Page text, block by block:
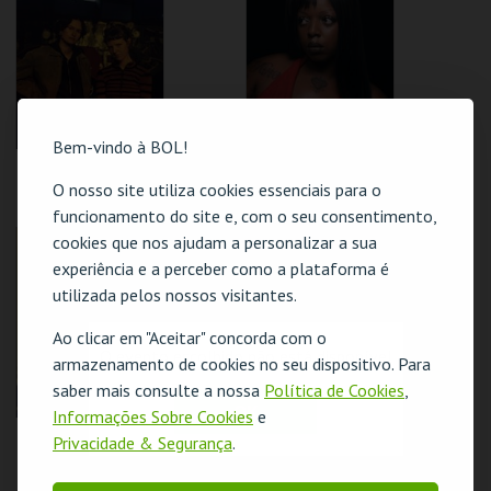
Bem-vindo à BOL!
O nosso site utiliza cookies essenciais para o
funcionamento do site e, com o seu consentimento,
cookies que nos ajudam a personalizar a sua
experiência e a perceber como a plataforma é
utilizada pelos nossos visitantes.
Ao clicar em "Aceitar" concorda com o
armazenamento de cookies no seu dispositivo. Para
saber mais consulte a nossa Política de Cookies
Informações Sobre Cookies e
Privacidade & Segurança.
MAIS INFO MAIS INFO
LAMBSEAR + ANAÍS
GALERIA ZÉ DOS
MAIS INFO
GALERIA ZÉ DOS
MAIS INFO
SUPERFAN
ESGOTADO
O evento escolhido não está disponível
OK